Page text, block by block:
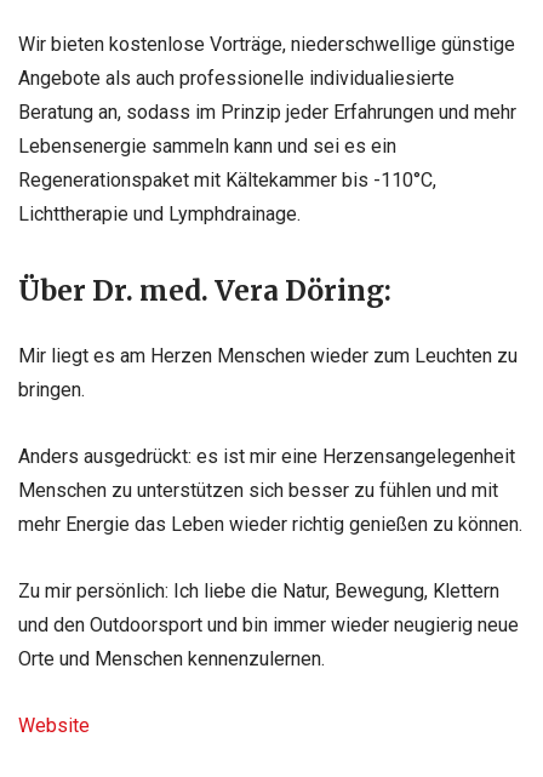
Wir bieten kostenlose Vorträge, niederschwellige günstige
Angebote als auch professionelle individualiesierte
Beratung an, sodass im Prinzip jeder Erfahrungen und mehr
Lebensenergie sammeln kann und sei es ein
Regenerationspaket mit Kältekammer bis -110°C,
Lichttherapie und Lymphdrainage.
Über Dr. med. Vera Döring:
Mir liegt es am Herzen Menschen wieder zum Leuchten zu
bringen.
Anders ausgedrückt: es ist mir eine Herzensangelegenheit
Menschen zu unterstützen sich besser zu fühlen und mit
mehr Energie das Leben wieder richtig genießen zu können.
Zu mir persönlich: Ich liebe die Natur, Bewegung, Klettern
und den Outdoorsport und bin immer wieder neugierig neue
Orte und Menschen kennenzulernen.
Website